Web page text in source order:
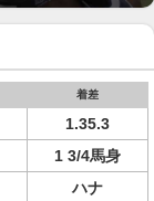
着差
1.35.3
1 3/4馬身
ハナ